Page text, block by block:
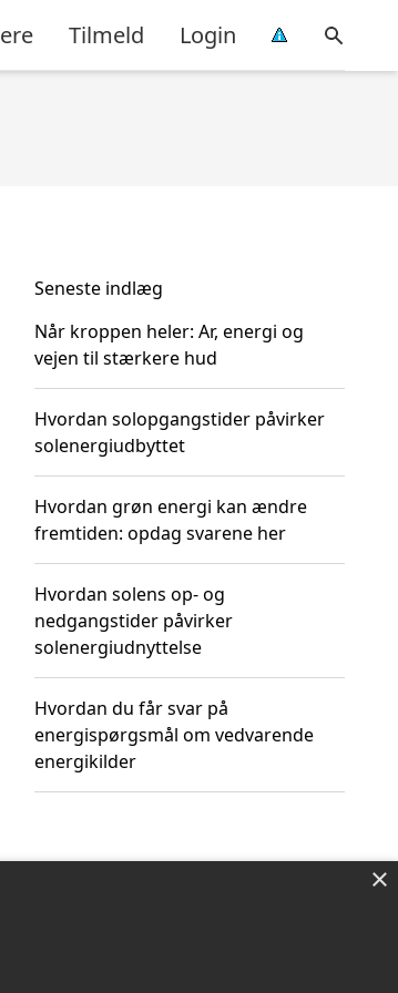
Tilmeld Login
Seneste indlæg
Når kroppen heler: Ar, energi og
vejen til stærkere hud
Hvordan solopgangstider påvirker
solenergiudbyttet
Hvordan grøn energi kan ændre
fremtiden: opdag svarene her
Hvordan solens op- og
nedgangstider påvirker
solenergiudnyttelse
Hvordan du får svar på
energispørgsmål om vedvarende
energikilder
×